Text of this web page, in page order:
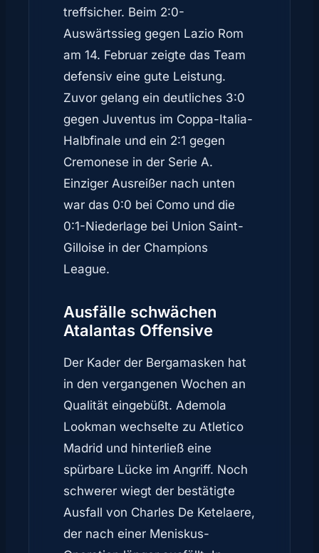
treffsicher. Beim 2:0-
Auswärtssieg gegen Lazio Rom
am 14. Februar zeigte das Team
defensiv eine gute Leistung.
Zuvor gelang ein deutliches 3:0
gegen Juventus im Coppa-Italia-
Halbfinale und ein 2:1 gegen
Cremonese in der Serie A.
Einziger Ausreißer nach unten
war das 0:0 bei Como und die
0:1-Niederlage bei Union Saint-
Gilloise in der Champions
League.
Ausfälle schwächen
Atalantas Offensive
Der Kader der Bergamasken hat
in den vergangenen Wochen an
Qualität eingebüßt. Ademola
Lookman wechselte zu Atletico
Madrid und hinterließ eine
spürbare Lücke im Angriff. Noch
schwerer wiegt der bestätigte
Ausfall von Charles De Ketelaere,
der nach einer Meniskus-